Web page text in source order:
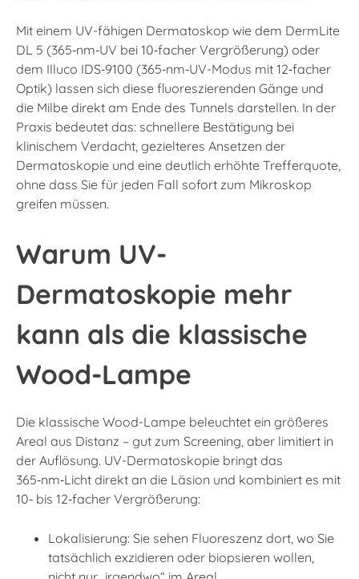
Mit einem UV-fähigen Dermatoskop wie dem DermLite
DL 5 (365‑nm‑UV bei 10‑facher Vergrößerung) oder
dem Illuco IDS‑9100 (365‑nm‑UV-Modus mit 12‑facher
Optik) lassen sich diese fluoreszierenden Gänge und
die Milbe direkt am Ende des Tunnels darstellen. In der
Praxis bedeutet das: schnellere Bestätigung bei
klinischem Verdacht, gezielteres Ansetzen der
Dermatoskopie und eine deutlich erhöhte Trefferquote,
ohne dass Sie für jeden Fall sofort zum Mikroskop
greifen müssen.
Warum UV-
Dermatoskopie mehr
kann als die klassische
Wood-Lampe
Die klassische Wood-Lampe beleuchtet ein größeres
Areal aus Distanz – gut zum Screening, aber limitiert in
der Auflösung. UV-Dermatoskopie bringt das
365‑nm‑Licht direkt an die Läsion und kombiniert es mit
10‑ bis 12‑facher Vergrößerung:
Lokalisierung: Sie sehen Fluoreszenz dort, wo Sie
tatsächlich exzidieren oder biopsieren wollen,